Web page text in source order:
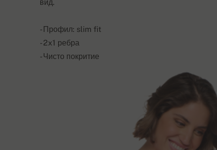
вид.
- Профил: slim fit
- 2x1 ребра
- Чисто покритие